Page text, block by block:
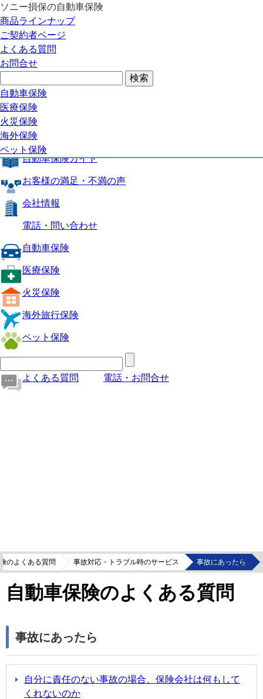
ソニー損保の自動車保険
商品ラインナップ
ご契約者ページ
よくある質問
お問合せ
自動車保険
医療保険
火災保険
海外保険
ペット保険
自動車保険トップ
商品の特長
補償内容
自動車保険ガイド
お客様の満足・不満の声
自動車保険トップ
商品の特長
補償内容
自動車保険ガイド
お客様の満足・不満の声
会社情報
電話・問い合わせ
自動車保険
医療保険
火災保険
海外旅行保険
ペット保険
よくある質問 電話・お問合せ
のよくある質問 事故対応・トラブル時のサービス 事故にあったら
自動車保険のよくある質問
事故にあったら
自分に責任のない事故の場合、保険会社は何もして
くれないのか